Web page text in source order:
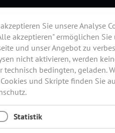
Sie unsere Analyse
akzeptieren" ermöglichen Sie
und unser Angebot zu
nicht aktivieren, werden
technisch bedingten, geladen.
und Skripte finden Sie
Statistik